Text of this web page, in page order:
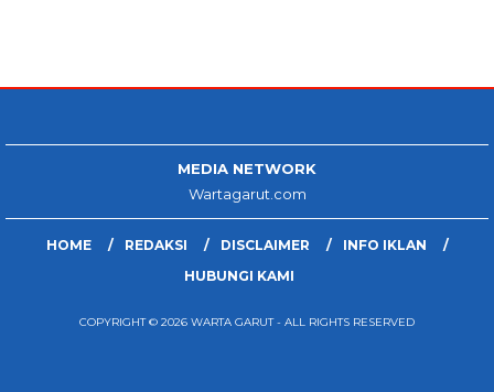
MEDIA NETWORK
Wartagarut.com
HOME REDAKSI DISCLAIMER
INFO IKLAN
HUBUNGI KAMI
COPYRIGHT © 2026 WARTA GARUT - ALL RIGHTS RESERVED